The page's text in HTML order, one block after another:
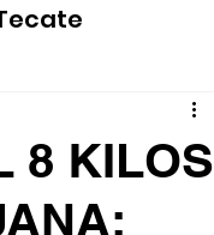
8 KILOS